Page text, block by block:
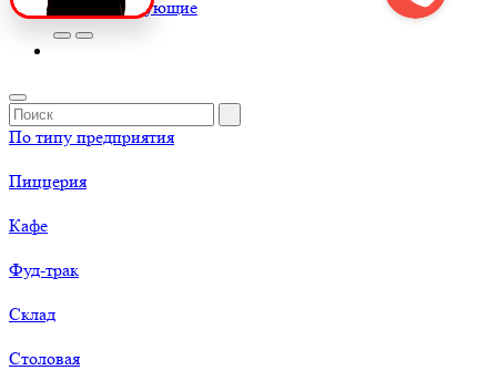
Комплектующие
По типу предприятия
Пиццерия
Кафе
Фуд-трак
Склад
Столовая